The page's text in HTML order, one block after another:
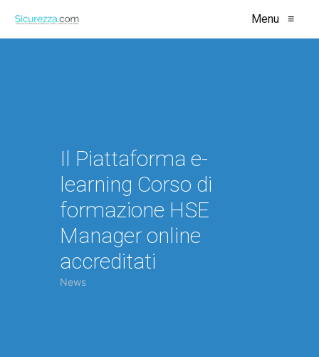
Menu ≡
Il Piattaforma e-
learning Corso di
formazione HSE
Manager online
accreditati
News